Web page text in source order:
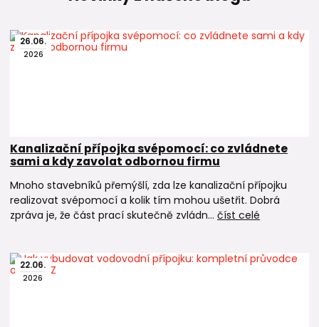
26.06.
2026
Kanalizační přípojka svépomocí: co zvládnete
sami a kdy zavolat odbornou firmu
Mnoho stavebníků přemýšlí, zda lze kanalizační přípojku
realizovat svépomocí a kolik tím mohou ušetřit. Dobrá
zpráva je, že část prací skutečně zvládn... číst celé
22.06.
2026